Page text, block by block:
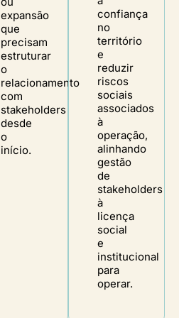
expansão
que
precisam
estruturar
o
relacionamento
com
stakeholders
desde
o
início.
confiança
no
território
e
reduzir
riscos
sociais
associados
à
operação,
alinhando
gestão
de
stakeholders
à
licença
social
e
institucional
para
operar.